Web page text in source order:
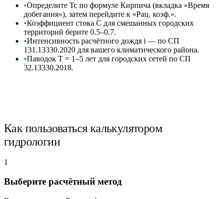
•Определите Tc по формуле Кирпича (вкладка «Время
добегания»), затем перейдите к «Рац. коэф.».
•Коэффициент стока C для смешанных городских
территорий берите 0.5–0.7.
•Интенсивность расчётного дождя i — по СП
131.13330.2020 для вашего климатического района.
•Паводок T = 1–5 лет для городских сетей по СП
32.13330.2018.
Как пользоваться калькулятором
гидрологии
1
Выберите расчётный метод